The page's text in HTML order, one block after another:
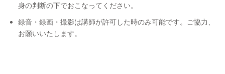
身の判断の下でおこなってください。
録音・録画・撮影は講師が許可した時のみ可能です。ご協力、
お願いいたします。